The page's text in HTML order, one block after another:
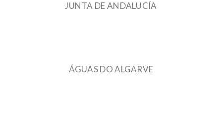
JUNTA DE ANDALUCÍA
ÁGUAS DO ALGARVE